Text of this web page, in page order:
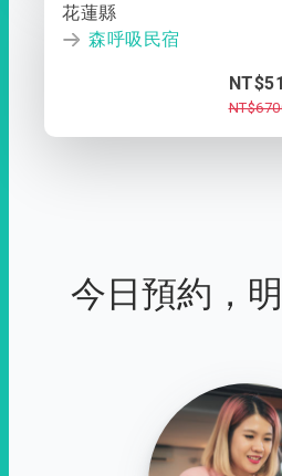
花蓮縣
森呼吸民宿
今日預約，